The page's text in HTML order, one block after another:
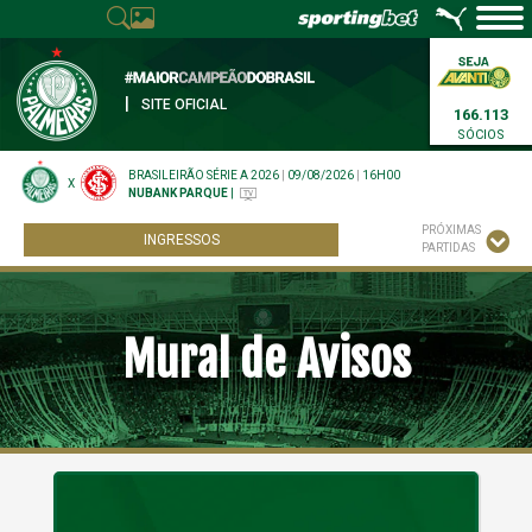
SITE OFICIAL
166.113
SÓCIOS
X
BRASILEIRÃO SÉRIE A 2026 09/08/2026
16H00
NUBANK PARQUE
INGRESSOS
PRÓXIMAS
PARTIDAS
Mural de Avisos